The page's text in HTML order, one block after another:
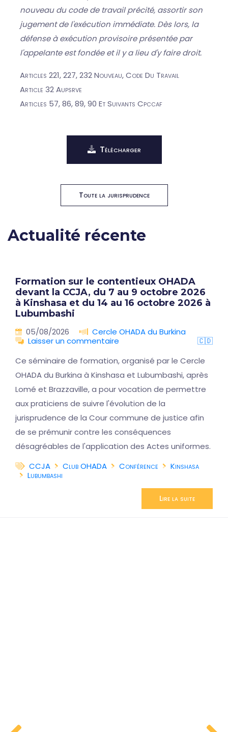
nouveau du code de travail précité, assortir son
jugement de l'exécution immédiate. Dès lors, la
défense à exécution provisoire présentée par
l'appelante est fondée et il y a lieu d'y faire droit.
Articles 221, 227, 232 Nouveau, Code Du Travail
Article 32 Aupsrve
Articles 57, 86, 89, 90 Et Suivants Cpccaf
Télécharger
Toute la jurisprudence
Actualité récente
Formation sur le contentieux OHADA
devant la CCJA, du 7 au 9 octobre 2026
à Kinshasa et du 14 au 16 octobre 2026 à
Lubumbashi
05/08/2026
Cercle OHADA du Burkina
Laisser un commentaire
🇨🇩
Ce séminaire de formation, organisé par le Cercle
OHADA du Burkina à Kinshasa et Lubumbashi, après
Lomé et Brazzaville, a pour vocation de permettre
aux praticiens de suivre l'évolution de la
jurisprudence de la Cour commune de justice afin
de se prémunir contre les conséquences
désagréables de l'application des Actes uniformes.
CCJA
Club OHADA Conférence
Kinshasa
Lubumbashi
Lire la suite